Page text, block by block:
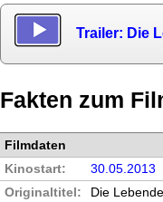
Trailer: Die
Fakten zum
Filmdaten
Kinostart:
30.05.2013
Originaltitel:
Die